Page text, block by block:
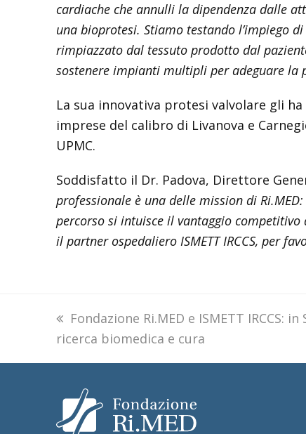
cardiache che annulli la dipendenza dalle
una bioprotesi. Stiamo testando l’impiego
rimpiazzato dal tessuto prodotto dal
sostenere impianti multipli per adeguare la
La sua innovativa protesi valvolare gli
imprese del calibro di Livanova e
UPMC.
Soddisfatto il Dr. Padova, Direttore
professionale è una delle mission di
percorso si intuisce il vantaggio
il partner ospedaliero ISMETT IRCCS, per
previous
post:
Fondazione Ri.MED e ISMETT IRCCS:
ricerca biomedica e cura